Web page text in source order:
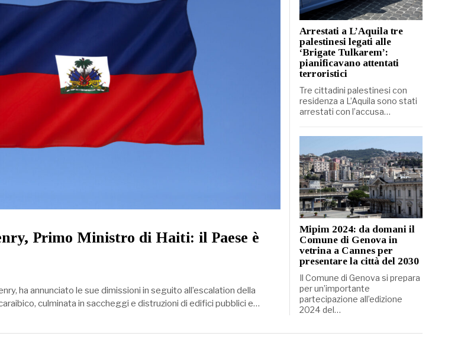
Primo Ministro di Haiti: il Paese è
ha annunciato le sue dimissioni in seguito all’escalation della
culminata in saccheggi e distruzioni di edifici pubblici e…
Arrestati a L’Aquila tre
palestinesi legati alle
‘Brigate Tulkarem’:
pianificavano attentati
terroristici
Tre cittadini palestinesi con
residenza a L’Aquila sono stati
arrestati con l’accusa…
Mipim 2024: da domani il
Comune di Genova in
vetrina a Cannes per
presentare la città del 2030
Il Comune di Genova si prepara
per un’importante
partecipazione all’edizione
2024 del…